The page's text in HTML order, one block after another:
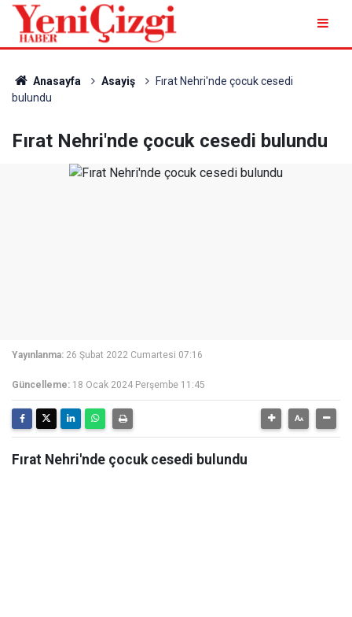
Anasayfa Asayiş
Fırat Nehri'nde çocuk cesedi
bulundu
Fırat Nehri'nde çocuk cesedi bulundu
Yayınlanma: 26 Şubat 2022 Cumartesi 07:16
Güncelleme: 18 Ocak 2024 Perşembe 11:45
Fırat Nehri'nde çocuk cesedi bulundu